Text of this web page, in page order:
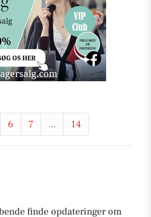
6 7 ... 14
finde opdateringer om